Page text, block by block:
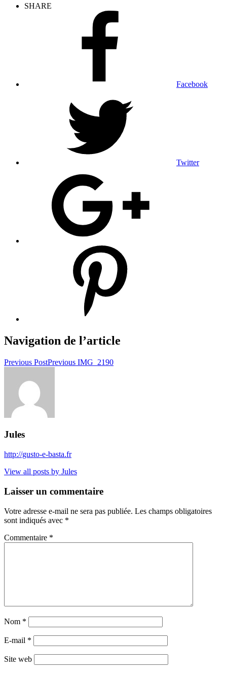
SHARE
Facebook
Twitter
Navigation de l’article
Previous PostPrevious IMG_2190
Jules
http://gusto-e-basta.fr
View all posts by Jules
Laisser un commentaire
Votre adresse e-mail ne sera pas publiée. Les champs obligatoires
sont indiqués avec *
Commentaire *
Nom *
E-mail *
Site web